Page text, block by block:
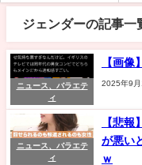
ジェンダーの記事一
ニュース、バラエテ
ィ
【画像
2025年9月
ニュース、バラエテ
ィ
【悲
が悪い
ｗ